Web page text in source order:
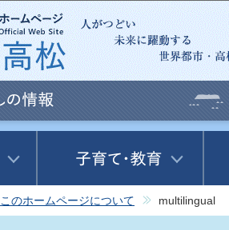
この
このホームページについて multilingual